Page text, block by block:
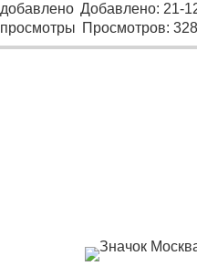
Добавлено: 21-
Просмотров: 328